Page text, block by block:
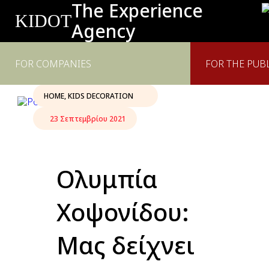
KIDOTThe Experience
Agency
FOR COMPANIES FOR THE
HOME,KIDS DECORATION
23 Σεπτεμβρίου 2021
Ολυμπία
Χοψονίδου:
Μας δείχνει